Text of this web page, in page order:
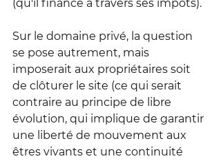
(qu'il finance à travers ses impôts).
Sur le domaine privé, la question
se pose autrement, mais
imposerait aux propriétaires soit
de clôturer le site (ce qui serait
contraire au principe de libre
évolution, qui implique de garantir
une liberté de mouvement aux
êtres vivants et une continuité